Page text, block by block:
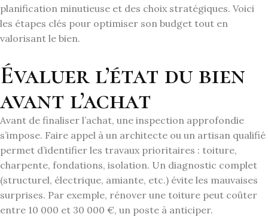
planification minutieuse et des choix stratégiques. Voici
les étapes clés pour optimiser son budget tout en
valorisant le bien.
Évaluer l’état du bien
avant l’achat
Avant de finaliser l’achat, une inspection approfondie
s’impose. Faire appel à un architecte ou un artisan qualifié
permet d’identifier les travaux prioritaires : toiture,
charpente, fondations, isolation. Un diagnostic complet
(structurel, électrique, amiante, etc.) évite les mauvaises
surprises. Par exemple, rénover une toiture peut coûter
entre 10 000 et 30 000 €, un poste à anticiper.